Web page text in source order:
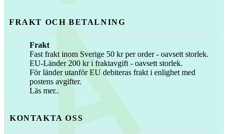
FRAKT OCH BETALNING
Frakt
Fast frakt inom Sverige 50 kr per order - oavsett storlek.
EU-Länder 200 kr i fraktavgift - oavsett storlek.
För länder utanför EU debiteras frakt i enlighet med
postens avgifter.
Läs mer..
KONTAKTA OSS